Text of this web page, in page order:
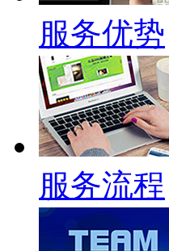
服务优势
服务流程